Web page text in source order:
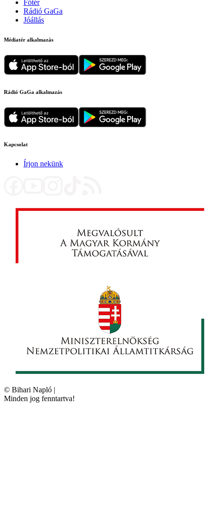
Főtér
Rádió GaGa
Jóállás
Médiatér alkalmazás
Rádió GaGa alkalmazás
Kapcsolat
Írjon nekünk
© Bihari Napló |
Minden jog fenntartva!